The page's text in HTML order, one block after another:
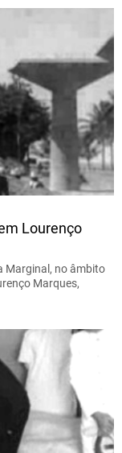
Lourenço
Marginal, no âmbito
Marques,